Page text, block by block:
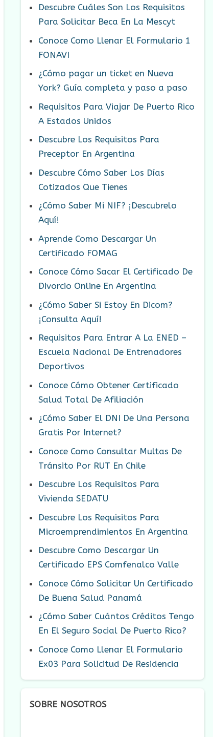
Descubre Cuáles Son Los Requisitos
Para Solicitar Beca En La Mescyt
Conoce Como Llenar El Formulario 1
FONAVI
¿Cómo pagar un ticket en Nueva
York? Guía completa y paso a paso
Requisitos Para Viajar De Puerto Rico
A Estados Unidos
Descubre Los Requisitos Para
Preceptor En Argentina
Descubre Cómo Saber Los Días
Cotizados Que Tienes
¿Cómo Saber Mi NIF? ¡Descubrelo
Aquí!
Aprende Como Descargar Un
Certificado FOMAG
Conoce Cómo Sacar El Certificado De
Divorcio Online En Argentina
¿Cómo Saber Si Estoy En Dicom?
¡Consulta Aquí!
Requisitos Para Entrar A La ENED –
Escuela Nacional De Entrenadores
Deportivos
Conoce Cómo Obtener Certificado
Salud Total De Afiliación
¿Cómo Saber El DNI De Una Persona
Gratis Por Internet?
Conoce Como Consultar Multas De
Tránsito Por RUT En Chile
Descubre Los Requisitos Para
Vivienda SEDATU
Descubre Los Requisitos Para
Microemprendimientos En Argentina
Descubre Como Descargar Un
Certificado EPS Comfenalco Valle
Conoce Cómo Solicitar Un Certificado
De Buena Salud Panamá
¿Cómo Saber Cuántos Créditos Tengo
En El Seguro Social De Puerto Rico?
Conoce Como Llenar El Formulario
Ex03 Para Solicitud De Residencia
SOBRE NOSOTROS